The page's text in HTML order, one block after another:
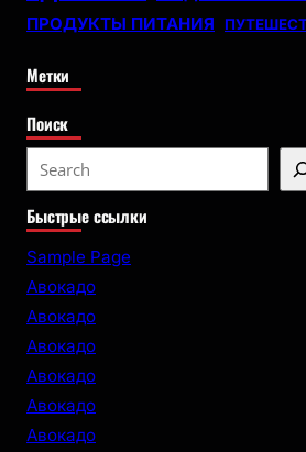
ПРОДУКТЫ ПИТАНИЯ
Метки
Поиск
e
a
r
Быстрые ссылки
Sample Page
Авокадо
Авокадо
Авокадо
Авокадо
Авокадо
Авокадо